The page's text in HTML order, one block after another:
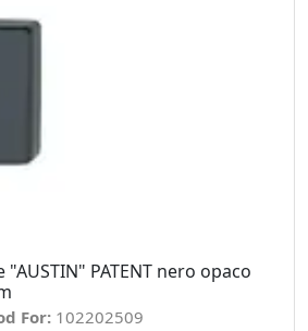
PATENT nero opaco
For: 102202509